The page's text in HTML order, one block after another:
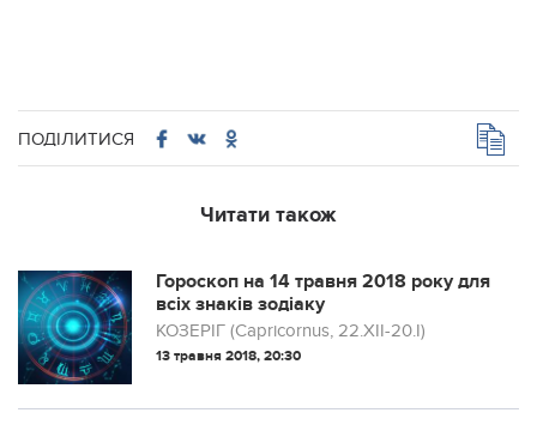
ПОДІЛИТИСЯ
Читати також
Гороскоп на 14 травня 2018 року для
всіх знаків зодіаку
КОЗЕРІГ (Capricornus, 22.XII-20.I)
13 травня 2018, 20:30